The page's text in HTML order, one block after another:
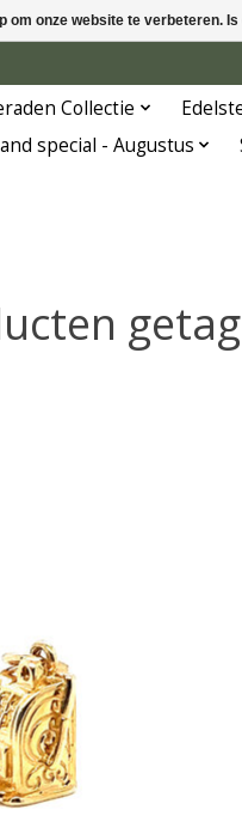
Collectie
special - Augustus
om onze website te verbeteren.